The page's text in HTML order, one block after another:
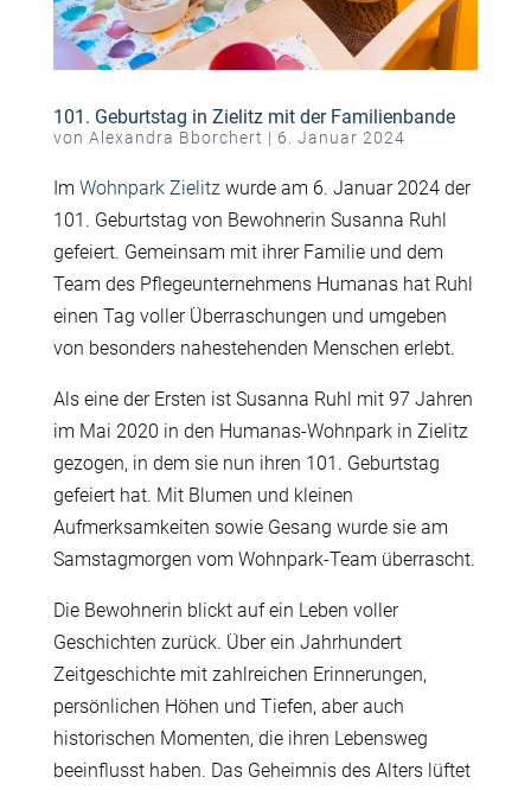
101. Geburtstag in Zielitz mit der Familienbande
von Alexandra Bborchert | 6. Januar 2024
Im Wohnpark Zielitzwurde am 6. Januar 2024 der
101. Geburtstag von Bewohnerin Susanna Ruhl
gefeiert. Gemeinsam mit ihrer Familie und dem
Team des Pflegeunternehmens Humanas hat Ruhl
einen Tag voller Überraschungen und umgeben
von besonders nahestehenden Menschen erlebt.
Als eine der Ersten ist Susanna Ruhl mit 97 Jahren
im Mai 2020 in den Humanas-Wohnpark in Zielitz
gezogen, in dem sie nun ihren 101. Geburtstag
gefeiert hat. Mit Blumen und kleinen
Aufmerksamkeiten sowie Gesang wurde sie am
Samstagmorgen vom Wohnpark-Team überrascht.
Die Bewohnerin blickt auf ein Leben voller
Geschichten zurück. Über ein Jahrhundert
Zeitgeschichte mit zahlreichen Erinnerungen,
persönlichen Höhen und Tiefen, aber auch
historischen Momenten, die ihren Lebensweg
beeinflusst haben. Das Geheimnis des Alters lüftet